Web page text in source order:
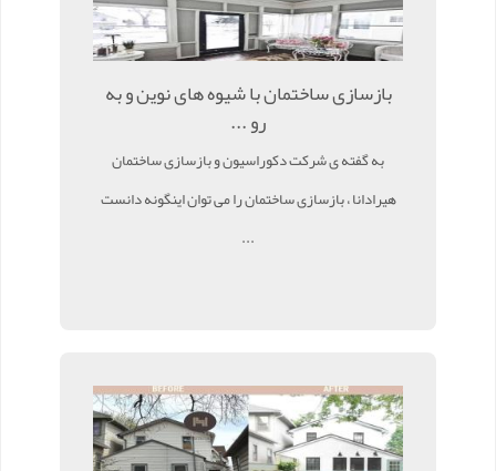
بازسازی ساختمان با شیوه های نوین و به
رو ...
به گفته ی شرکت دکوراسیون و بازسازی ساختمان
هیرادانا ، بازسازی ساختمان را می توان اینگونه دانست
...